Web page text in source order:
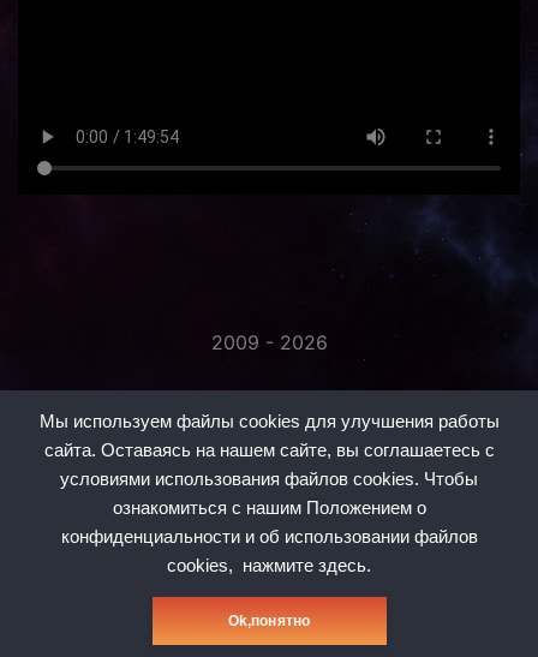
Мы используем файлы cookies для улучшения работы
сайта. Оставаясь на нашем сайте, вы соглашаетесь с
условиями использования файлов cookies. Чтобы
ознакомиться с нашим Положением о
конфиденциальности и об использовании файлов
cookies,
нажмите здесь.
Оk,понятно
2009 - 2026
Политика конфиденциальности